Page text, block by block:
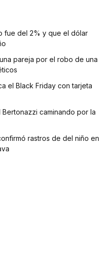
fue del 2% y que el dólar
pareja por el robo de una
el Black Friday con tarjeta
caminando por la
rastros de del niño en